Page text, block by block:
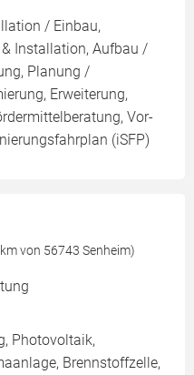
/ Einbau,
Installation, Aufbau /
Planung /
Erweiterung,
Vor-
(iSFP)
von 56743 Senheim)
Photovoltaik,
Brennstoffzelle,